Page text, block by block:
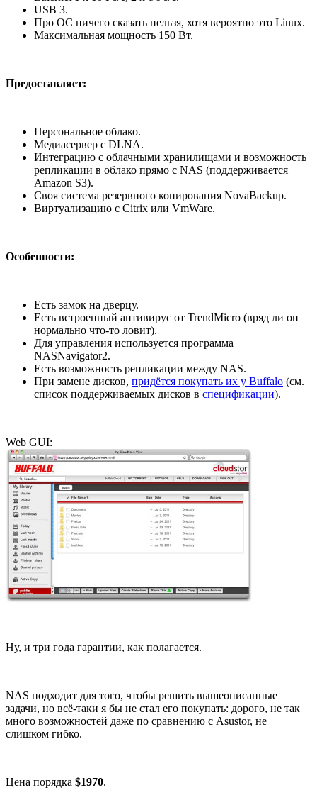
USB 3.
Про ОС ничего сказать нельзя, хотя вероятно это Linux.
Максимальная мощность 150 Вт.
Предоставляет:
Персональное облако.
Медиасервер с DLNA.
Интеграцию с облачными хранилищами и возможность
репликации в облако прямо с NAS (поддерживается
Amazon S3).
Своя система резервного копирования NovaBackup.
Виртуализацию с Citrix или VmWare.
Особенности:
Есть замок на дверцу.
Есть встроенный антивирус от TrendMicro (вряд ли он
нормально что-то ловит).
Для управления используется программа
NASNavigator2.
Есть возможность репликации между NAS.
При замене дисков, придётся покупать их у Buffalo (см.
список поддерживаемых дисков в спецификации).
Web GUI:
Ну, и три года гарантии, как полагается.
NAS подходит для того, чтобы решить вышеописанные
задачи, но всё-таки я бы не стал его покупать: дорого, не так
много возможностей даже по сравнению с Asustor, не
слишком гибко.
Цена порядка $1970.